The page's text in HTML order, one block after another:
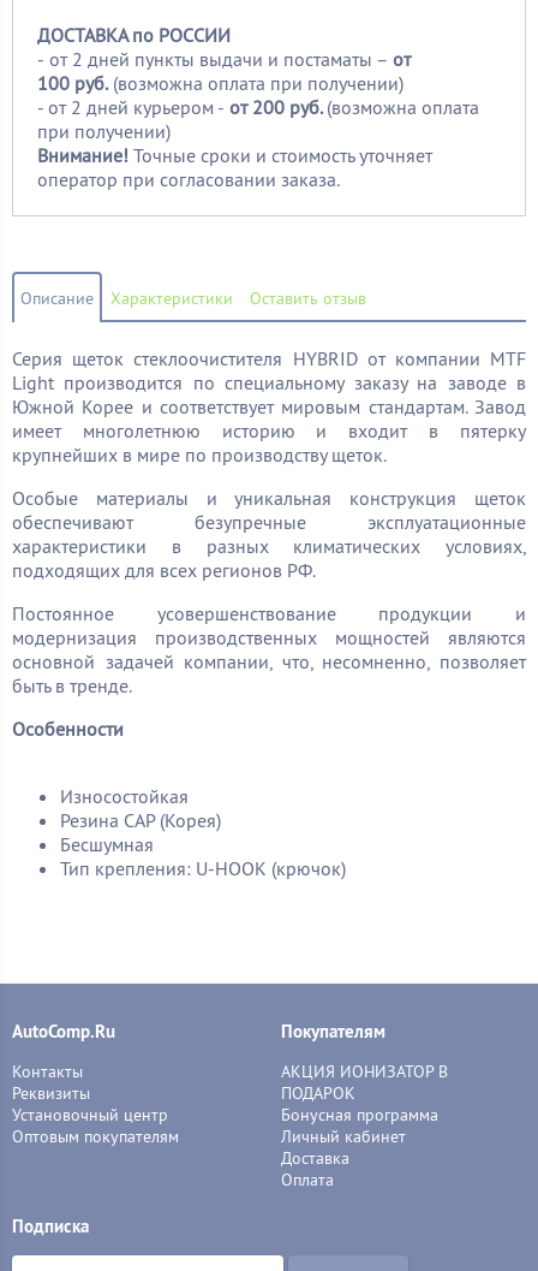
ДОСТАВКА по РОССИИ
- от 2 дней пункты выдачи и постаматы – от
100 руб. (возможна оплата при получении)
- от 2 дней курьером - от 200 руб.(возможна оплата
при получении)
Внимание! Точные сроки и стоимость уточняет
оператор при согласовании заказа.
Описание Характеристики Оставить отзыв
Серия щеток стеклоочистителя HYBRID от компании MTF
Light производится по специальному заказу на заводе в
Южной Корее и соответствует мировым стандартам. Завод
имеет многолетнюю историю и входит в пятерку
крупнейших в мире по производству щеток.
Особые материалы и уникальная конструкция щеток
обеспечивают безупречные эксплуатационные
характеристики в разных климатических условиях,
подходящих для всех регионов РФ.
Постоянное усовершенствование продукции и
модернизация производственных мощностей являются
основной задачей компании, что, несомненно, позволяет
быть в тренде.
Особенности
Износостойкая
Резина CAP (Корея)
Бесшумная
Тип крепления: U-HOOK (крючок)
AutoComp.Ru
Контакты
Реквизиты
Установочный центр
Оптовым покупателям
Покупателям
АКЦИЯ ИОНИЗАТОР В
ПОДАРОК
Бонусная программа
Личный кабинет
Доставка
Оплата
Подписка